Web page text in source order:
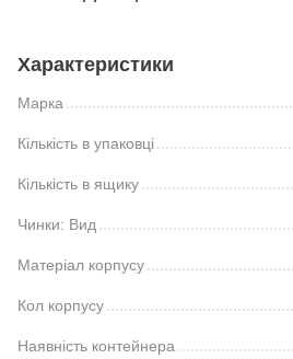
Характеристики
Марка
Кількість в упаковці
Кількість в ящику
Чинки: Вид
Матеріал корпусу
Кол корпусу
Наявність контейнера